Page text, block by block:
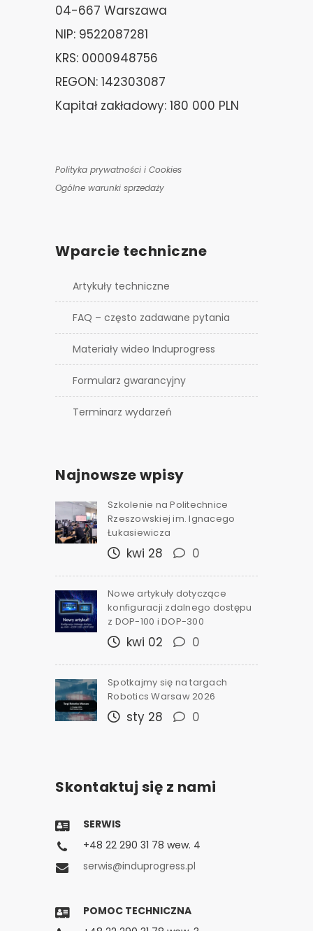
04-667 Warszawa
NIP: 9522087281
KRS: 0000948756
REGON: 142303087
Kapitał zakładowy: 180 000 PLN
Polityka prywatności i Cookies
Ogólne warunki sprzedaży
Wparcie techniczne
Artykuły techniczne
FAQ – często zadawane pytania
Materiały wideo Induprogress
Formularz gwarancyjny
Terminarz wydarzeń
Najnowsze wpisy
Szkolenie na Politechnice
Rzeszowskiej im. Ignacego
Łukasiewicza
kwi 28 0
Nowe artykuły dotyczące
konfiguracji zdalnego dostępu
z DOP-100 i DOP-300
kwi 02 0
Spotkajmy się na targach
Robotics Warsaw 2026
sty 28 0
Skontaktuj się z nami
SERWIS
+48 22 290 31 78 wew. 4
serwis@induprogress.pl
POMOC TECHNICZNA